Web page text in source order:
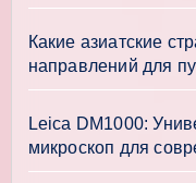
Какие азиатские
направлений для
Leica DM1000:
микроскоп для